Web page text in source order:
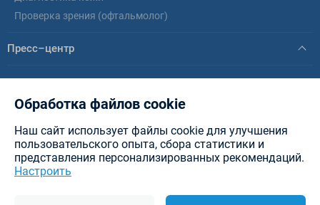
Проверка зрения (офтальмолог)
Пресс–центр
Новости
Статьи
ИООО «Интерфармакс»
Планета Здоровья - аптеки в
Минске, Витебске, Бресте, Гомеле, Могилеве, Гродно и других городах РБ.
Разработка сайта — New IT
Обработка файлов cookie
Наш сайт использует файлы cookie для улучшения
пользовательского опыта, сбора статистики и
представления персонализированных рекомендаций.
Настроить